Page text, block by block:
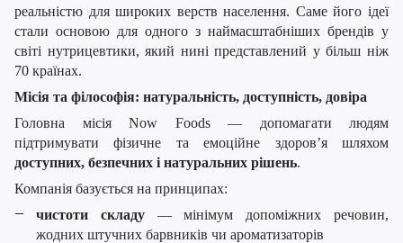
реальністю для широких верств населення. Саме його ідеї
стали основою для одного з наймасштабніших брендів у
світі нутрицевтики, який нині представлений у більш ніж
70 країнах.
Місія та філософія: натуральність, доступність, довіра
Головна місія Now Foods — допомагати людям
підтримувати фізичне та емоційне здоров’я шляхом
доступних, безпечних і натуральних рішень.
Компанія базується на принципах:
чистоти складу— мінімум допоміжних речовин,
жодних штучних барвників чи ароматизаторів